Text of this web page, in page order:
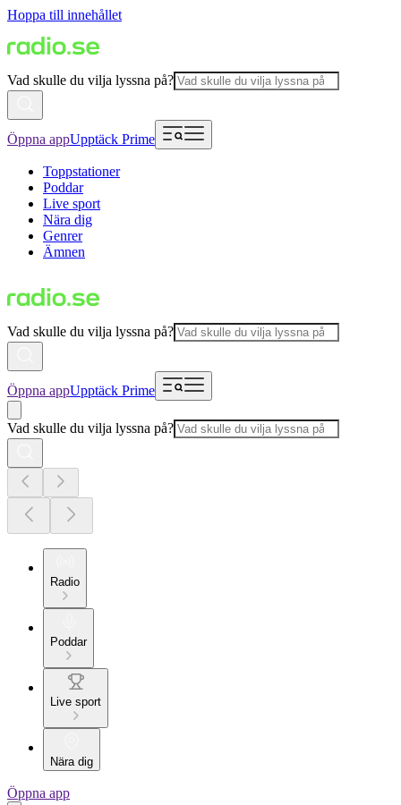
Hoppa till innehållet
Vad skulle du vilja lyssna på?
Öppna appUpptäck Prime
Toppstationer
Poddar
Live sport
Nära dig
Genrer
Ämnen
Vad skulle du vilja lyssna på?
Öppna appUpptäck Prime
Vad skulle du vilja lyssna på?
Radio
Poddar
Live sport
Nära dig
Öppna app